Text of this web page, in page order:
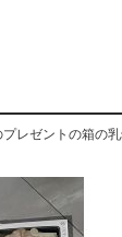
レゼントの箱の